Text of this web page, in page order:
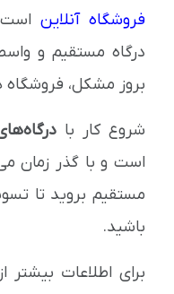
فروشگاه آنلاین
درگاه مستقیم و
بروز مشکل، فروشگاه
شروع کار با
است و با گذر زمان
مستقیم بروید تا
باشید.
برای اطلاعات